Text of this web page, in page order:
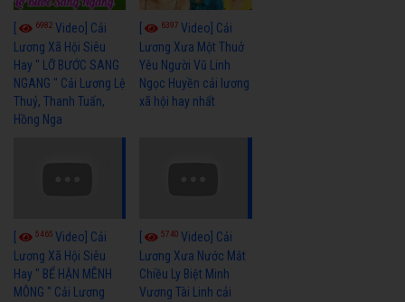
6982 Video] Cải
Lương Xã Hội Siêu
Hay " LỠ BƯỚC SANG
NGANG " Cải Lương Lệ
Thuỷ, Thanh Tuấn,
Hồng Nga
6397Video] Cải
Lương Xưa Một Thuở
Yêu Người Vũ Linh
Ngọc Huyền cải lương
xã hội hay nhất
5465 Video] Cải
Lương Xã Hội Siêu
Hay " BỂ HẬN MÊNH
MÔNG " Cải Lương
5740Video] Cải
Lương Xưa Nước Mắt
Chiều Ly Biệt Minh
Vương Tài Linh cải